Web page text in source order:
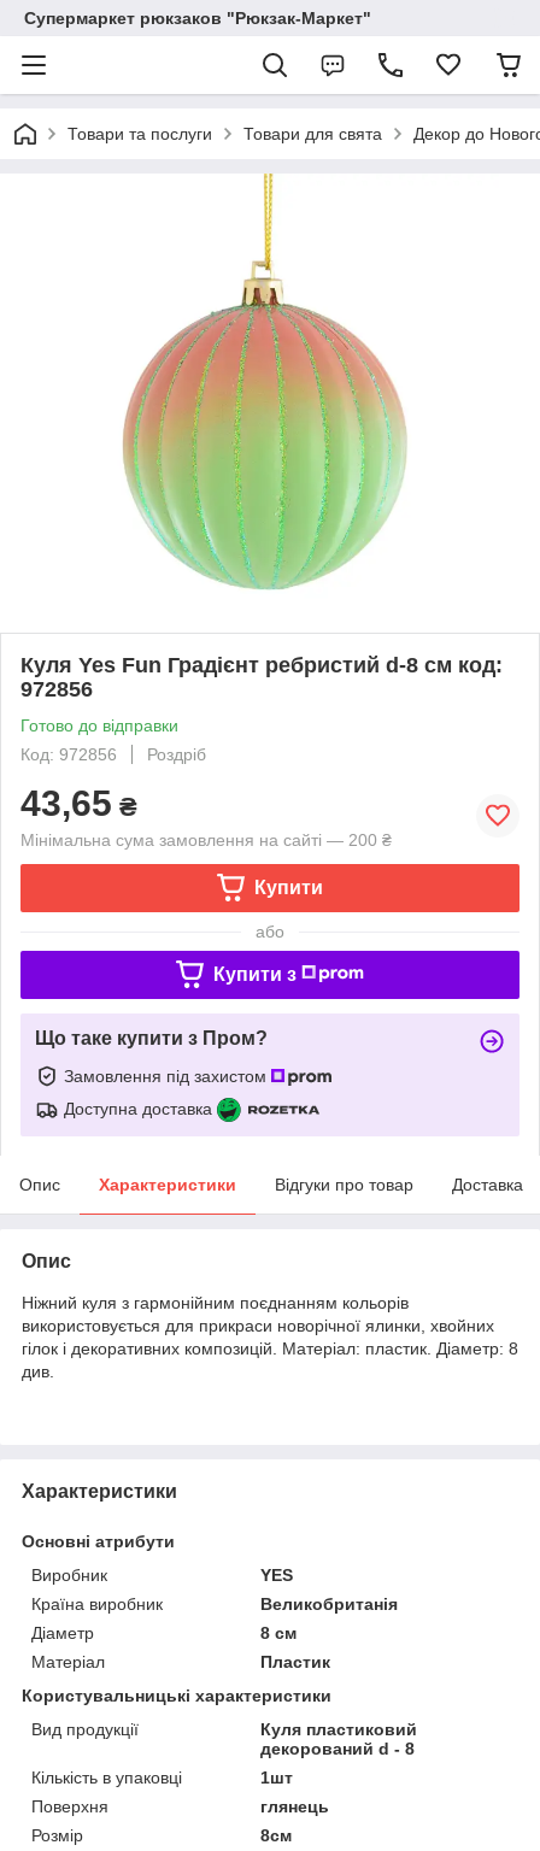
Супермаркет рюкзаков "Рюкзак-Маркет"
Товари та послуги Товари для свята Декор до
Куля Yes Fun Градієнт ребристий d-8 см код:
972856
Готово до відправки
Код: 972856
Роздріб
43,65 ₴
Мінімальна сума замовлення на сайті — 200 ₴
Купити
або
Купити з
Що таке купити з Пром?
Замовлення під захистом
Доступна доставка
Опис Характеристики Відгуки про товар Доставка
Опис
Ніжний куля з гармонійним поєднанням кольорів
використовується для прикраси новорічної ялинки, хвойних
гілок і декоративних композицій. Матеріал: пластик. Діаметр: 8
див.
Характеристики
Основні атрибути
Виробник
YES
Країна виробник
Великобританія
Діаметр
8 см
Матеріал
Пластик
Користувальницькі характеристики
Вид продукції
Куля пластиковий
декорований d - 8
Кількість в упаковці
1шт
Поверхня
глянець
Розмір
8см